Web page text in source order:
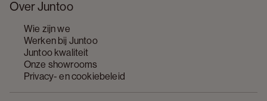
Over Juntoo
Wie zijn we
Werken bij Juntoo
Juntoo kwaliteit
Onze showrooms
Privacy- en cookiebeleid